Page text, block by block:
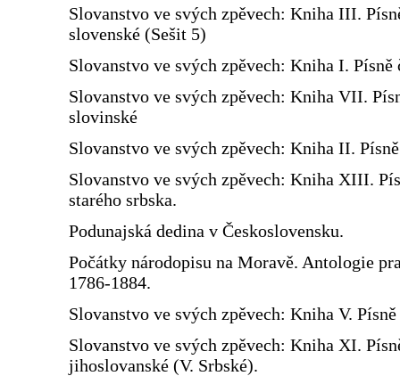
Slovanstvo ve svých zpěvech: Kniha III.
slovenské (Sešit 5)
Slovanstvo ve svých zpěvech: Kniha I. Písně
Slovanstvo ve svých zpěvech: Kniha VII.
slovinské
Slovanstvo ve svých zpěvech: Kniha II.
Slovanstvo ve svých zpěvech: Kniha XIII.
starého srbska.
Podunajská dedina v Československu.
Počátky národopisu na Moravě. Antologie
1786-1884.
Slovanstvo ve svých zpěvech: Kniha V.
Slovanstvo ve svých zpěvech: Kniha XI.
jihoslovanské (V. Srbské).